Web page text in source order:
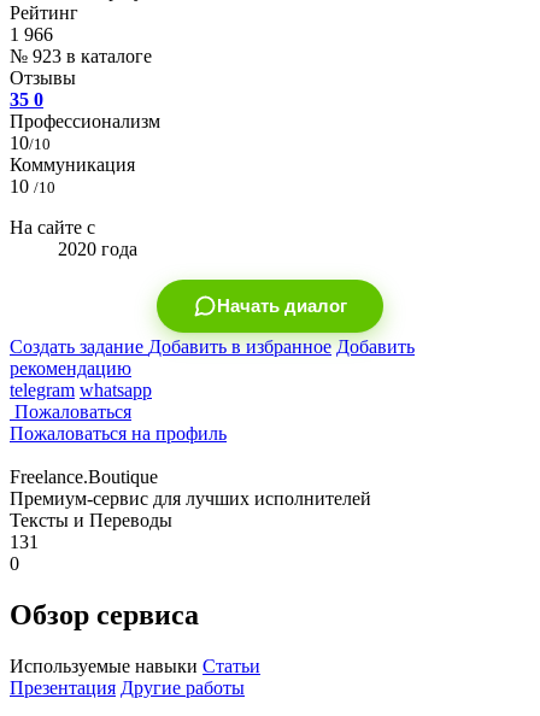
Рейтинг
1 966
№ 923 в каталоге
Отзывы
35 0
Профессионализм
10/10
Коммуникация
10 /10
На сайте с
2020 года
Начать диалог
Создать задание Добавить в избранное Добавить
рекомендацию
telegram whatsapp
Пожаловаться
Пожаловаться на профиль
Freelance.Boutique
Премиум-сервис для лучших исполнителей
Тексты и Переводы
131
0
Обзор сервиса
Используемые навыки Статьи
Презентация Другие работы